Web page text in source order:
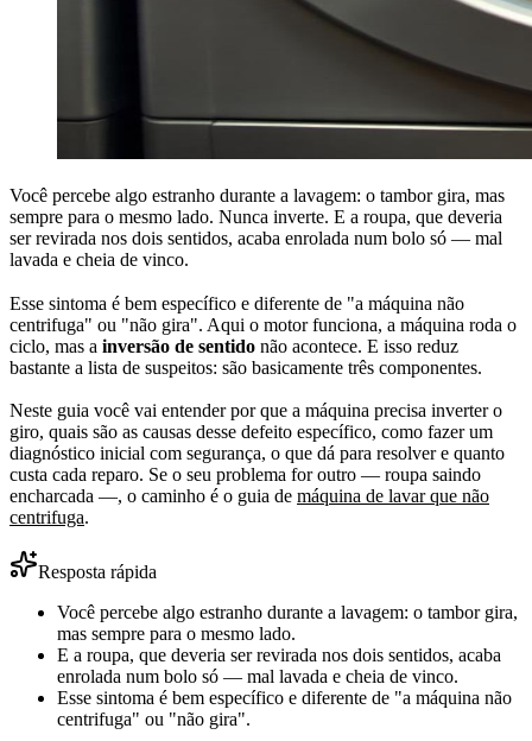
Você percebe algo estranho durante a lavagem: o tambor gira, mas
sempre para o mesmo lado. Nunca inverte. E a roupa, que deveria
ser revirada nos dois sentidos, acaba enrolada num bolo só — mal
lavada e cheia de vinco.
Esse sintoma é bem específico e diferente de "a máquina não
centrifuga" ou "não gira". Aqui o motor funciona, a máquina roda o
ciclo, mas a inversão de sentido não acontece. E isso reduz
bastante a lista de suspeitos: são basicamente três componentes.
Neste guia você vai entender por que a máquina precisa inverter o
giro, quais são as causas desse defeito específico, como fazer um
diagnóstico inicial com segurança, o que dá para resolver e quanto
custa cada reparo. Se o seu problema for outro — roupa saindo
encharcada —, o caminho é o guia de máquina de lavar que não
centrifuga.
Resposta rápida
Você percebe algo estranho durante a lavagem: o tambor gira,
mas sempre para o mesmo lado.
E a roupa, que deveria ser revirada nos dois sentidos, acaba
enrolada num bolo só — mal lavada e cheia de vinco.
Esse sintoma é bem específico e diferente de "a máquina não
centrifuga" ou "não gira".